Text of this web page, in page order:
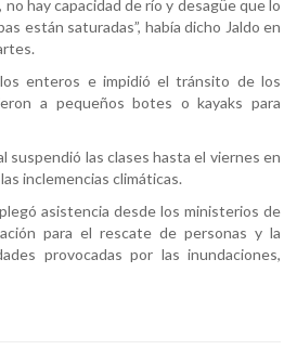
hay capacidad de río y desagüe que lo
están saturadas”, había dicho Jaldo en
enteros e impidió el tránsito de los
a pequeños botes o kayaks para
suspendió las clases hasta el viernes en
inclemencias climáticas.
asistencia desde los ministerios de
para el rescate de personas y la
provocadas por las inundaciones,